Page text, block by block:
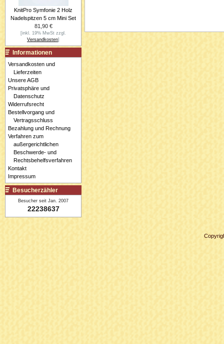
KnitPro Symfonie 2 Holz
Nadelspitzen 5 cm Mini Set
81,90 €
[inkl. 19% MwSt zzgl.
Versandkosten]
Informationen
Versandkosten und
Lieferzeiten
Unsere AGB
Privatsphäre und
Datenschutz
Widerrufsrecht
Bestellvorgang und
Vertragsschluss
Bezahlung und Rechnung
Verfahren zum
außergerichtlichen
Beschwerde- und
Rechtsbehelfsverfahren
Kontakt
Impressum
Besucherzähler
Besucher seit Jan. 2007
22238637